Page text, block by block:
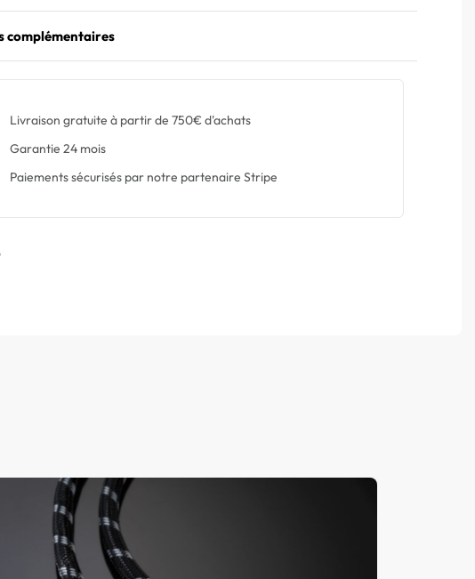
complémentaires
Livraison gratuite à partir de 750€ d'achats
Garantie 24 mois
Paiements sécurisés par notre partenaire Stripe